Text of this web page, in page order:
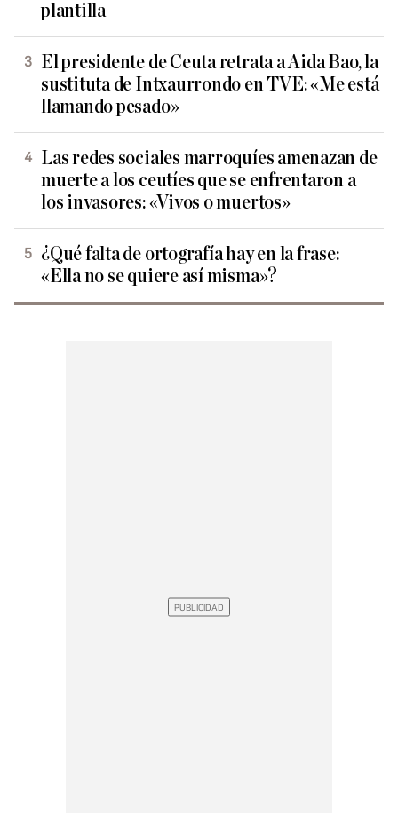
plantilla
El presidente de Ceuta retrata a Aida Bao, la
sustituta de Intxaurrondo en TVE: «Me está
llamando pesado»
Las redes sociales marroquíes amenazan de
muerte a los ceutíes que se enfrentaron a
los invasores: «Vivos o muertos»
¿Qué falta de ortografía hay en la frase:
«Ella no se quiere así misma»?